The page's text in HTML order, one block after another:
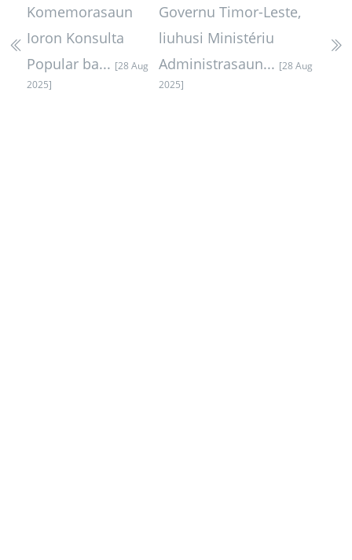
Komemorasaun
Ioron Konsulta
Popular ba... [28 Aug
2025]
Governu Timor-Leste,
liuhusi Ministériu
Administrasaun... [28 Aug
2025]